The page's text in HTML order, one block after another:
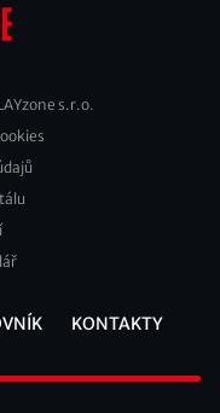
s.r.o.
KONTAKTY